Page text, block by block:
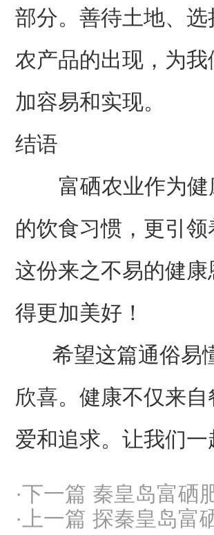
部分。善待土地、
农产品的出现，为
加容易和实现。
结语
富硒农业作为健
的饮食习惯，更引
这份来之不易的健
得更加美好！
希望这篇通俗易
欣喜。健康不仅来
爱和追求。让我们
·下一篇 秦皇岛富硒
·上一篇 探秦皇岛富